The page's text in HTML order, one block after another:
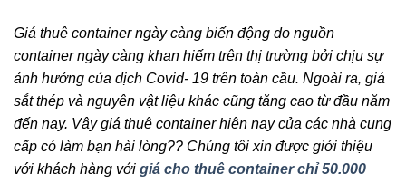
Giá thuê container ngày càng biến động do nguồn
container ngày càng khan hiếm trên thị trường bởi chịu sự
ảnh hưởng của dịch Covid- 19 trên toàn cầu. Ngoài ra, giá
sắt thép và nguyên vật liệu khác cũng tăng cao từ đầu năm
đến nay. Vậy giá thuê container hiện nay của các nhà cung
cấp có làm bạn hài lòng?? Chúng tôi xin được giới thiệu
với khách hàng với giá cho thuê container chỉ 50.000